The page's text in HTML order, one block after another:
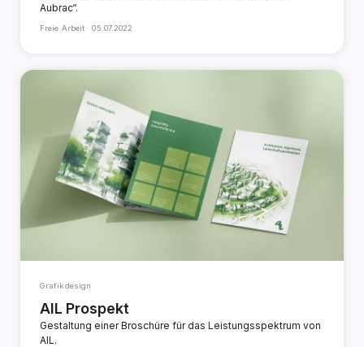
Aubrac“.
Freie Arbeit ·05.07.2022
Grafikdesign
AIL Prospekt
Gestaltung einer Broschüre für das Leistungsspektrum von
AIL.